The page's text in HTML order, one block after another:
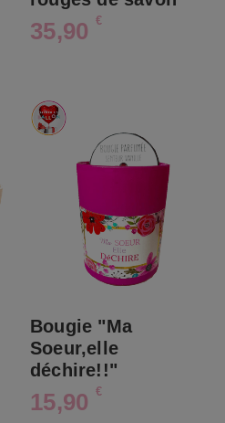
35,90 €
Bougie "Ma
Soeur,elle
déchire!!"
15,90 €